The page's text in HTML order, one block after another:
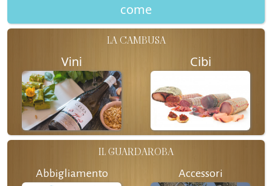
come
LA CAMBUSA
Vini Cibi
IL GUARDAROBA
Abbigliamento Accessori